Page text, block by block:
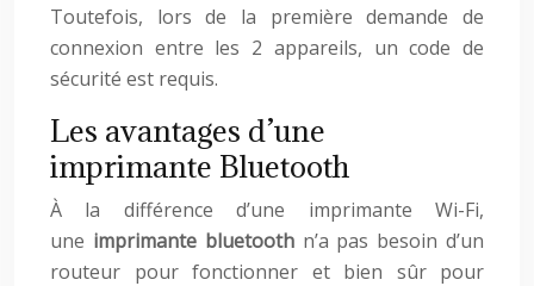
Toutefois, lors de la première demande de
connexion entre les 2 appareils, un code de
sécurité est requis.
Les avantages d’une
imprimante Bluetooth
À la différence d’une imprimante Wi-Fi,
une imprimante bluetoothn’a pas besoin d’un
routeur pour fonctionner et bien sûr pour